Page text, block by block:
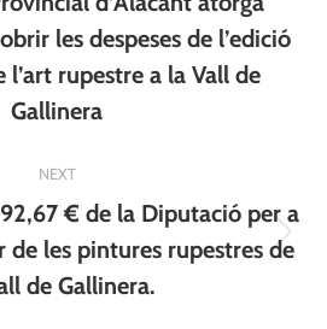
Previous
post:
les despeses de l’edició
rupestre a la Vall de
Gallinera
NEXT
Next
post:
€ de la Diputació per a
de les pintures rupestres de
de Gallinera.